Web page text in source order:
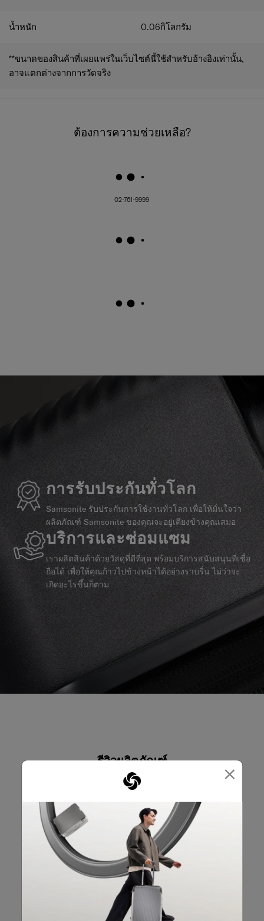
×
น้ำหนัก 0.06กิโลกรัม
**ขนาดของสินค้าที่เผยแพร่ในเว็บไซต์นี้ใช้สำหรับอ้างอิงเท่านั้น,
อาจแตกต่างจากการวัดจริง
ต้องการความช่วยเหลือ?
02-761-9999
การรับประกันทั่วโลก
Samsonite รับประกันการใช้งานทั่วโลก เพื่อให้มั่นใจว่า
ผลิตภัณฑ์ Samsonite ของคุณจะอยู่เคียงข้างคุณเสมอ
บริการและซ่อมแซม
เราผลิตสินค้าด้วยวัสดุที่ดีที่สุด พร้อมบริการสนับสนุนที่เชื่อ
ถือได้ เพื่อให้คุณก้าวไปข้างหน้าได้อย่างราบรื่น ไม่ว่าจะ
เกิดอะไรขึ้นก็ตาม
รีวิวผลิตภัณฑ์
บทวิจารณ์
คะแนนคร่าวๆ
เลือกแถวด้านล่างเพื่อกรองบทวิจารณ์